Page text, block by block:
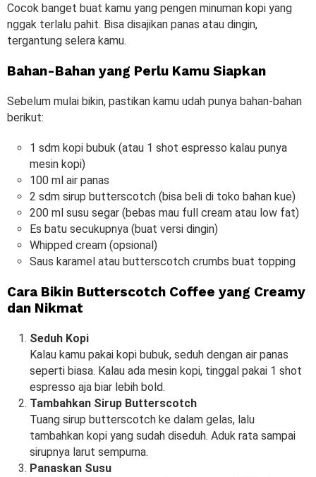
Cocok banget buat kamu yang pengen minuman kopi yang
nggak terlalu pahit. Bisa disajikan panas atau dingin,
tergantung selera kamu.
Bahan-Bahan yang Perlu Kamu Siapkan
Sebelum mulai bikin, pastikan kamu udah punya bahan-bahan
berikut:
1 sdm kopi bubuk (atau 1 shot espresso kalau punya
mesin kopi)
100 ml air panas
2 sdm sirup butterscotch (bisa beli di toko bahan kue)
200 ml susu segar (bebas mau full cream atau low fat)
Es batu secukupnya (buat versi dingin)
Whipped cream (opsional)
Saus karamel atau butterscotch crumbs buat topping
Cara Bikin Butterscotch Coffee yang Creamy
dan Nikmat
Seduh Kopi
Kalau kamu pakai kopi bubuk, seduh dengan air panas
seperti biasa. Kalau ada mesin kopi, tinggal pakai 1 shot
espresso aja biar lebih bold.
Tambahkan Sirup Butterscotch
Tuang sirup butterscotch ke dalam gelas, lalu
tambahkan kopi yang sudah diseduh. Aduk rata sampai
sirupnya larut sempurna.
Panaskan Susu